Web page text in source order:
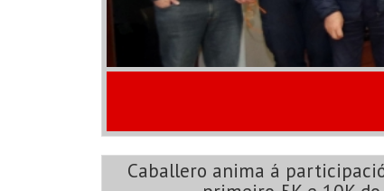
Caballero anima á